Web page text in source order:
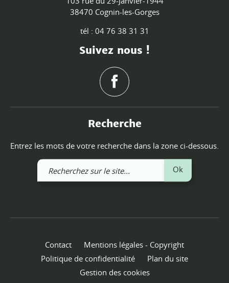
38470 Cognin-les-Gorges
tél : 04 76 38 31 31
Suivez nous !
Recherche
Entrez les mots de votre recherche dans la zone ci-dessous.
Recherchez
sur
Ok
Contact
Mentions légales - Copyright
Politique de confidentialité
Plan du site
Gestion des cookies